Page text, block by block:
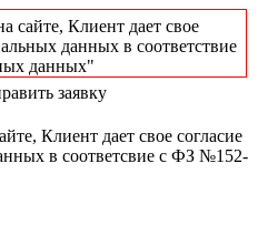
сайте, Клиент дает свое
данных в соответствие
данных"
заявку
Клиент дает свое согласие
в соответсвие с ФЗ №152-